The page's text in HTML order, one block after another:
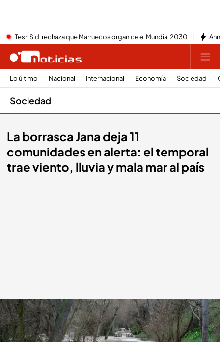
Tesh Sidi rechaza que Marruecos organice el Mundial 2030
Lo último Nacional Internacional Economía Sociedad
Sociedad
La borrasca Jana deja 11
comunidades en alerta: el temporal
trae viento, lluvia y mala mar al país
La borrasca Jana deja 11 comunidades en alerta
Redacción digital Noticias Cuatro